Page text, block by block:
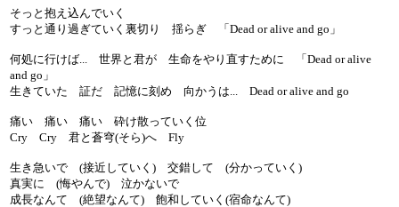
そっと抱え込んでいく
すっと通り過ぎていく裏切り 揺らぎ 「Dead or alive and go」
何処に行けば... 世界と君が 生命をやり直すために 「Dead or alive
and go」
生きていた 証だ 記憶に刻め 向かうは... Dead or alive and go
痛い 痛い 痛い 砕け散っていく位
Cry Cry 君と蒼穹(そら)へ Fly
生き急いで (接近していく) 交錯して (分かっていく)
真実に (悔やんで) 泣かないで
成長なんて (絶望なんて) 飽和していく(宿命なんて)